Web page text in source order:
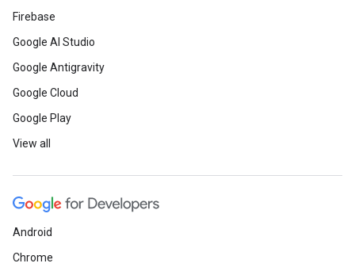
Firebase
Google AI Studio
Google Antigravity
Google Cloud
Google Play
View all
Android
Chrome